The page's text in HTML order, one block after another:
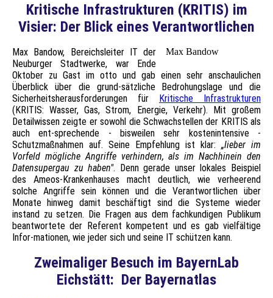
Kritische Infrastrukturen (KRITIS) im
Visier: Der Blick eines Verantwortlichen
Max Bandow
Max Bandow, Bereichsleiter IT der
Neuburger Stadtwerke, war Ende
Oktober zu Gast im otto und gab einen sehr anschaulichen
Überblick über die grund-sätzliche Bedrohungslage und die
Sicherheitsherausforderungen für Kritische Infrastrukturen
(KRITIS: Wasser, Gas, Strom, Energie, Verkehr). Mit großem
Detailwissen zeigte er sowohl die Schwachstellen der KRITIS als
auch ent-sprechende - bisweilen sehr kostenintensive -
Schutzmaßnahmen auf. Seine Empfehlung ist klar: „lieber im
Vorfeld mögliche Angriffe verhindern, als im Nachhinein den
Datensupergau zu haben". Denn gerade unser lokales Beispiel
des Ameos-Krankenhauses macht deutlich, wie verheerend
solche Angriffe sein können und die Verantwortlichen über
Monate hinweg damit beschäftigt sind die Systeme wieder
instand zu setzen. Die Fragen aus dem fachkundigen Publikum
beantwortete der Referent kompetent und es gab vielfältige
Infor-mationen, wie jeder sich und seine IT schützen kann.
Zweimaliger Besuch im BayernLab
Eichstätt: Der Bayernatlas